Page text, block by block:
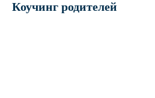
Коучинг родителей